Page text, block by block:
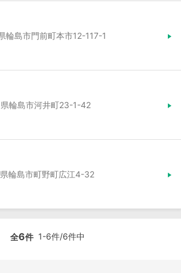
輪島市門前町本市12-117-1
輪島市河井町23-1-42
輪島市町野町広江4-32
全6件 1-6件/6件中